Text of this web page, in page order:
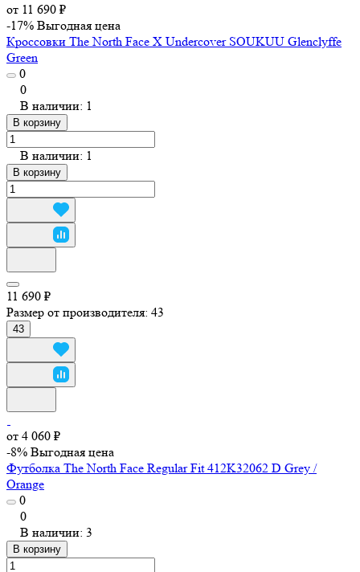
от 11 690 ₽
-17% Выгодная цена
Кроссовки The North Face X Undercover SOUKUU Glenclyffe
Green
0
0
В наличии: 1
В корзину
В наличии: 1
В корзину
11 690 ₽
Размер от производителя: 43
43
от 4 060 ₽
-8% Выгодная цена
Футболка The North Face Regular Fit 412K32062 D Grey /
Orange
0
0
В наличии: 3
В корзину